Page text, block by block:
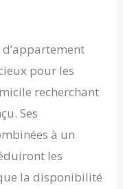
d’appartement
pour les
recherchant
Ses
à un
les
la disponibilité